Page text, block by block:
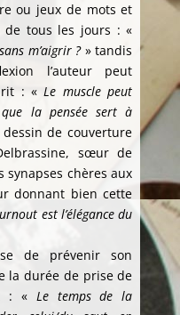
ou jeux de mots et
de tous les jours : «
m’aigrir ?» tandis
l’auteur peut
: «Le muscle peut
la pensée sert à
de couverture
sœur de
synapses chères aux
donnant bien cette
est l’élégance du
de prévenir son
la durée de prise de
: « Le temps de la